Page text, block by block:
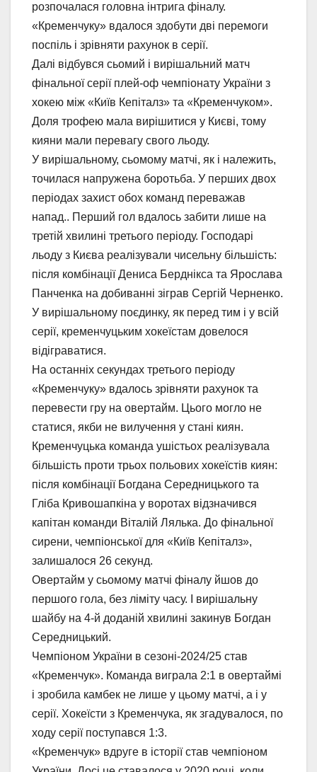
розпочалася головна інтрига фіналу.
«Кременчуку» вдалося здобути дві перемоги
поспіль і зрівняти рахунок в серії.
Далі відбувся сьомий і вирішальний матч
фінальної серії плей-оф чемпіонату України з
хокею між «Київ Кепіталз» та «Кременчуком».
Доля трофею мала вирішитися у Києві, тому
кияни мали перевагу свого льоду.
У вирішальному, сьомому матчі, як і належить,
точилася напружена боротьба. У перших двох
періодах захист обох команд переважав
напад.. Перший гол вдалось забити лише на
третій хвилині третього періоду. Господарі
льоду з Києва реалізували чисельну більшість:
після комбінації Дениса Берднікса та Ярослава
Панченка на добиванні зіграв Сергій Черненко.
У вирішальному поєдинку, як перед тим і у всій
серії, кременчуцьким хокеїстам довелося
відіграватися.
На останніх секундах третього періоду
«Кременчуку» вдалось зрівняти рахунок та
перевести гру на овертайм. Цього могло не
статися, якби не вилучення у стані киян.
Кременчуцька команда ушістьох реалізувала
більшість проти трьох польових хокеїстів киян:
після комбінації Богдана Середницького та
Гліба Кривошапкіна у воротах відзначився
капітан команди Віталій Лялька. До фінальної
сирени, чемпіонської для «Київ Кепіталз»,
залишалося 26 секунд.
Овертайм у сьомому матчі фіналу йшов до
першого гола, без ліміту часу. І вирішальну
шайбу на 4-й доданій хвилині закинув Богдан
Середницький.
Чемпіоном України в сезоні-2024/25 став
«Кременчук». Команда виграла 2:1 в овертаймі
і зробила камбек не лише у цьому матчі, а і у
серії. Хокеїсти з Кременчука, як згадувалося, по
ходу серії поступався 1:3.
«Кременчук» вдруге в історії став чемпіоном